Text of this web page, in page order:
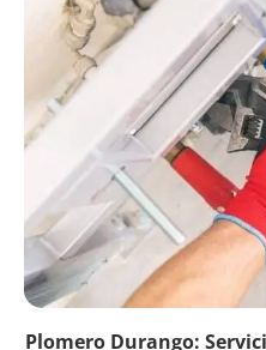
Plomero Durango: